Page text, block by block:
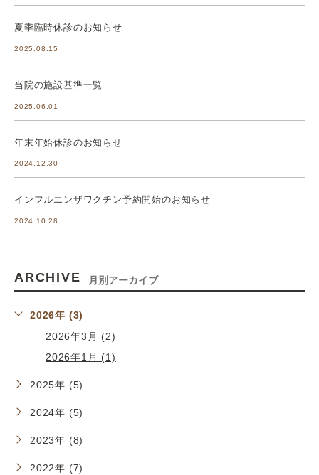
夏季臨時休診のお知らせ
2025.08.15
当院の施設基準一覧
2025.06.01
年末年始休診のお知らせ
2024.12.30
インフルエンザワクチン予約開始のお知らせ
2024.10.28
ARCHIVE 月別アーカイブ
2026年 (3)
2026年3月 (2)
2026年1月 (1)
2025年 (5)
2024年 (5)
2023年 (8)
2022年 (7)